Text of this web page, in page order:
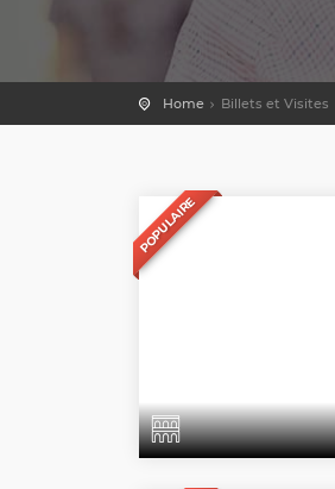
Home Billets et Visites
POPULAIRE